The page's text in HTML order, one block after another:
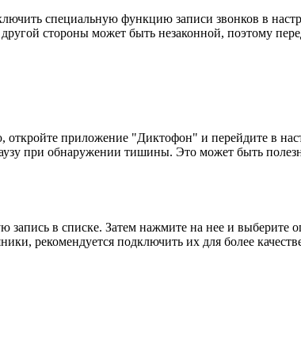
специальную функцию записи звонков в
стороны может быть незаконной, поэтому
приложение "Диктофон" и перейдите в
при обнаружении тишины. Это может быть
запись в списке. Затем нажмите на нее и выберите
рекомендуется подключить их для более